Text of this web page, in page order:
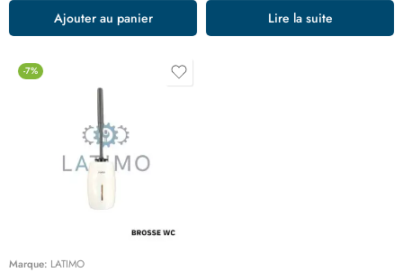
Ajouter au panier Lire la suite
-7%
Marque: LATIMO